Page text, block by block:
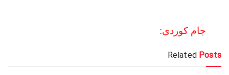
جام کوردی:
Related Posts